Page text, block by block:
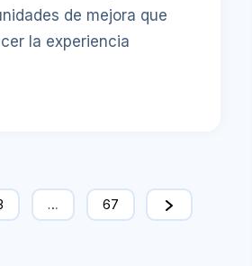
de mejora que
la experiencia
… 67